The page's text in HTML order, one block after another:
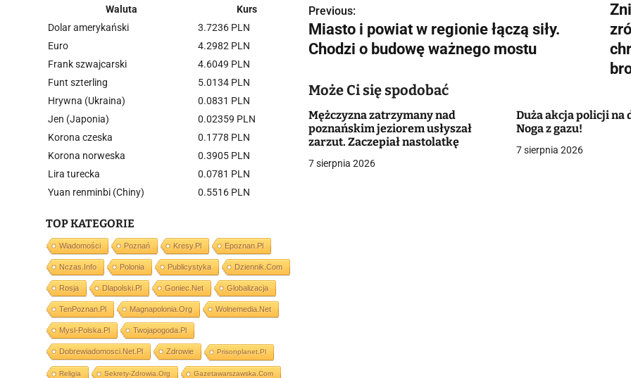
a
w
a
c
Previous:
Miasto i powiat w regionie łączą siły.
Chodzi o budowę ważnego mostu
Może Ci się spodobać
Mężczyzna zatrzymany nad
poznańskim jeziorem usłyszał
zarzut. Zaczepiał nastolatkę
7 sierpnia 2026
Duża akcja policji na
Noga z gazu!
7 sierpnia 2026
Waluta
Kurs
Dolar amerykański
3.7236 PLN
Euro
4.2982 PLN
Frank szwajcarski
4.6049 PLN
Funt szterling
5.0134 PLN
Hrywna (Ukraina)
0.0831 PLN
Jen (Japonia)
0.02359 PLN
Korona czeska
0.1778 PLN
Korona norweska
0.3905 PLN
Lira turecka
0.0781 PLN
Yuan renminbi (Chiny)
0.5516 PLN
TOP KATEGORIE
Wiadomości Poznań Kresy.pl Epoznan.pl
Nczas.info Polonia Publicystyka Dziennik.com
Rosja Dlapolski.pl Goniec.net Globalizacja
TenPoznan.pl Magnapolonia.org Wolnemedia.net
Mysl-Polska.pl Twojapogoda.pl
Dobrewiadomosci.net.pl Zdrowie Prisonplanet.pl
Religia Sekrety-Zdrowia.org Gazetawarszawska.com